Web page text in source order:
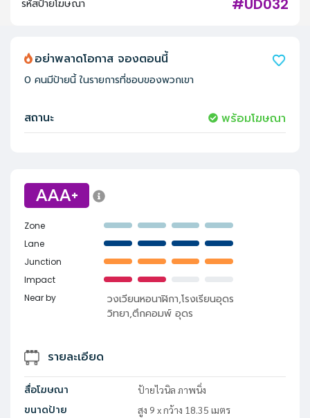
#UD032
รหัสป้ายโฆษณา
AAA+
Zone
Lane
Junction
Impact
Near by
วงเวียนหอนาฬิกา,โรงเรียนอุดร
วิทยา,ตึกคอมพ์ อุดร
รายละเอียด
สื่อโฆษณา ป้ายไวนิล ภาพนิ่ง
ขนาดป้าย สูง 9 xกว้าง 18.35 เมตร
อย่าพลาดโอกาส จองตอนนี้
0 คนมีป้ายนี้ ในรายการที่ชอบของพวกเขา
สถานะ พร้อมโฆษณา